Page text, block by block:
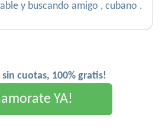
y buscando amigo , cubano .
cuotas, 100% gratis!
YA!